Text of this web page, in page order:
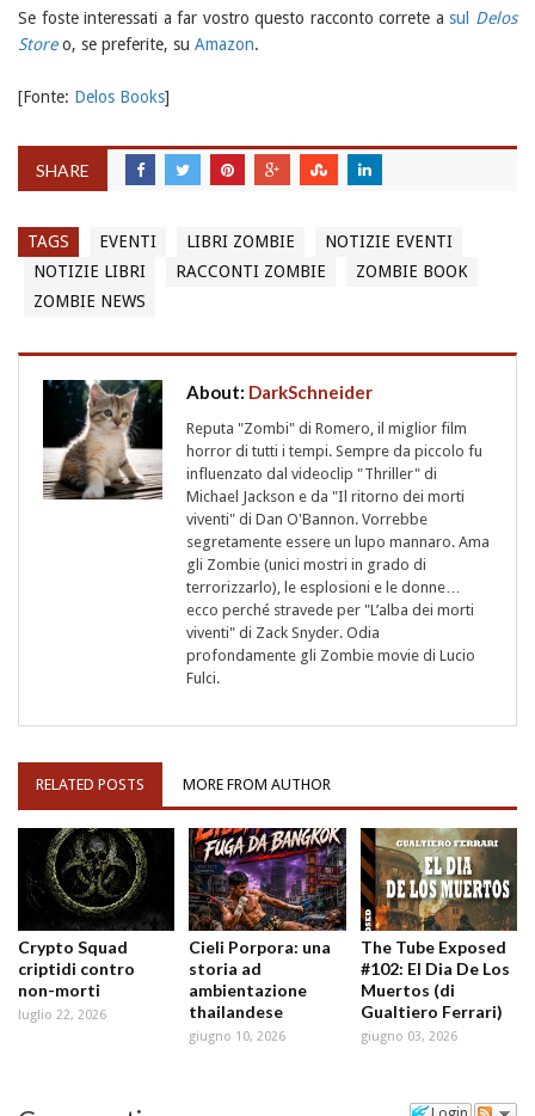
Se foste interessati a far vostro questo racconto correte asul Delos
Storeo, se preferite, su Amazon.
[Fonte: Delos Books]
SHARE
TAGS EVENTI LIBRI ZOMBIE
NOTIZIE EVENTI
NOTIZIE LIBRI
RACCONTI ZOMBIE
ZOMBIE BOOK
ZOMBIE NEWS
About: DarkSchneider
Reputa "Zombi" di Romero, il miglior film
horror di tutti i tempi. Sempre da piccolo fu
influenzato dal videoclip "Thriller" di
Michael Jackson e da "Il ritorno dei morti
viventi" di Dan O'Bannon. Vorrebbe
segretamente essere un lupo mannaro. Ama
gli Zombie (unici mostri in grado di
terrorizzarlo), le esplosioni e le donne…
ecco perché stravede per "L’alba dei morti
viventi" di Zack Snyder. Odia
profondamente gli Zombie movie di Lucio
Fulci.
RELATED POSTS MORE FROM AUTHOR
Crypto Squad
criptidi contro
non-morti
luglio 22, 2026
Cieli Porpora: una
storia ad
ambientazione
thailandese
giugno 10, 2026
The Tube Exposed
#102: El Dia De Los
Muertos (di
Gualtiero Ferrari)
giugno 03, 2026